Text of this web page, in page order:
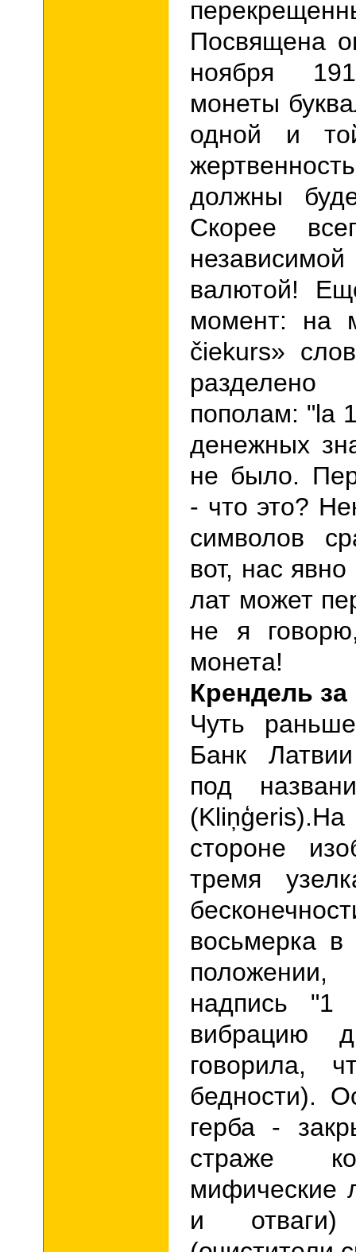
Посвящена
ноября
монеты
одной и
должны
Скорее
валютой!
момент: на
čiekurs»
пополам: "la
денежных
не было.
- что это?
символов
вот, нас
лат может
не я
монета!
Крендель
Чуть
Банк
под
(Kliņģeris).
стороне
тремя
восьмерка в
надпись "1
вибрацию
говорила,
бедности).
герба -
страже
мифические
и